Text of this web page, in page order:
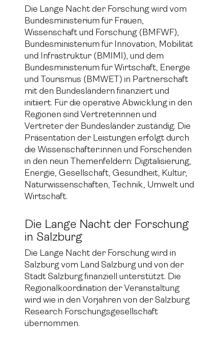
Die Lange Nacht der Forschung wird vom
Bundesministerium für Frauen,
Wissenschaft und Forschung (BMFWF),
Bundesministerium für Innovation, Mobilität
und Infrastruktur (BMIMI), und dem
Bundesministerium für Wirtschaft, Energie
und Tourismus (BMWET) in Partnerschaft
mit den Bundesländern finanziert und
initiiert. Für die operative Abwicklung in den
Regionen sind Vertreterinnen und
Vertreter der Bundesländer zuständig. Die
Präsentation der Leistungen erfolgt durch
die Wissenschafter:innen und Forschenden
in den neun Themenfeldern: Digitalisierung,
Energie, Gesellschaft, Gesundheit, Kultur,
Naturwissenschaften, Technik, Umwelt und
Wirtschaft.
Die Lange Nacht der Forschung
in Salzburg
Die Lange Nacht der Forschung wird in
Salzburg vom Land Salzburg und von der
Stadt Salzburg finanziell unterstützt. Die
Regionalkoordination der Veranstaltung
wird wie in den Vorjahren von der Salzburg
Research Forschungsgesellschaft
übernommen.